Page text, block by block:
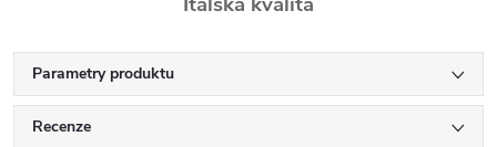
Parametry produktu
Recenze